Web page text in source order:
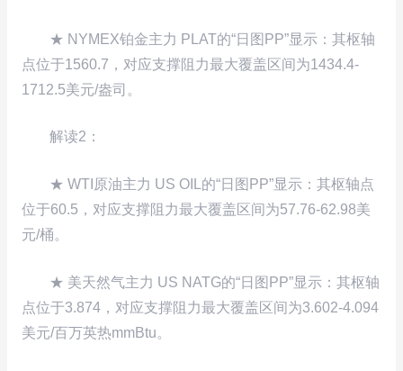
★ NYMEX铂金主力 PLAT的“日图PP”显示：其枢轴
点位于1560.7，对应支撑阻力最大覆盖区间为1434.4-
1712.5美元/盎司。
解读2：
★ WTI原油主力 US OIL的“日图PP”显示：其枢轴点
位于60.5，对应支撑阻力最大覆盖区间为57.76-62.98美
元/桶。
★ 美天然气主力 US NATG的“日图PP”显示：其枢轴
点位于3.874，对应支撑阻力最大覆盖区间为3.602-4.094
美元/百万英热mmBtu。